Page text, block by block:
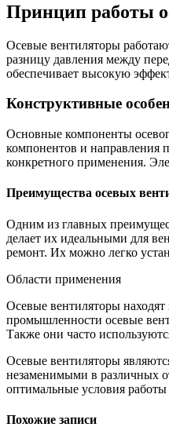
Принцип работы
Осевые вентиляторы
разницу давления между
обеспечивает высокую
Конструктивные
Основные компоненты
компонентов и направления
конкретного применения.
Преимущества осевых
Одним из главных
делает их идеальными для
ремонт. Их можно легко
Области применения
Осевые вентиляторы
промышленности осевые
Также они часто
Осевые вентиляторы
незаменимыми в различных
оптимальные условия
Похожие записи